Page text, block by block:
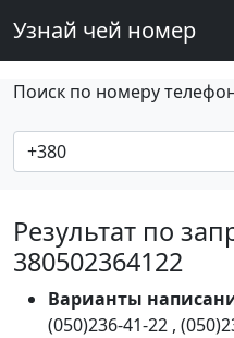
Узнай чей номер
Поиск по номеру
Результат по
380502364122
Варианты
(050)236-41-22 ,